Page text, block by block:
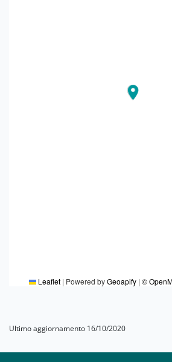
Leaflet | Powered byGeoapify | ©
Ultimo aggiornamento 16/10/2020